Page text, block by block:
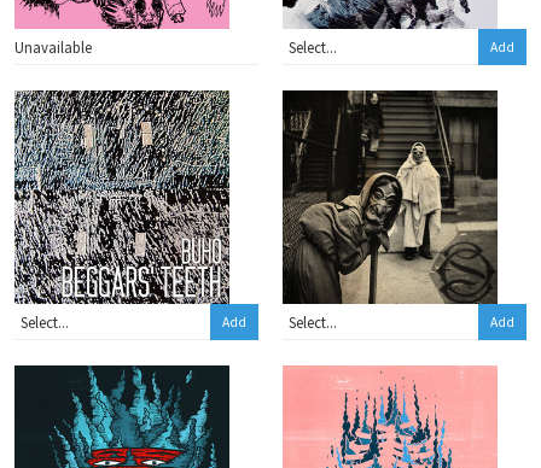
Unavailable Add
Add Add